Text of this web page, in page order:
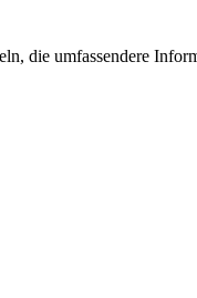
die umfassendere